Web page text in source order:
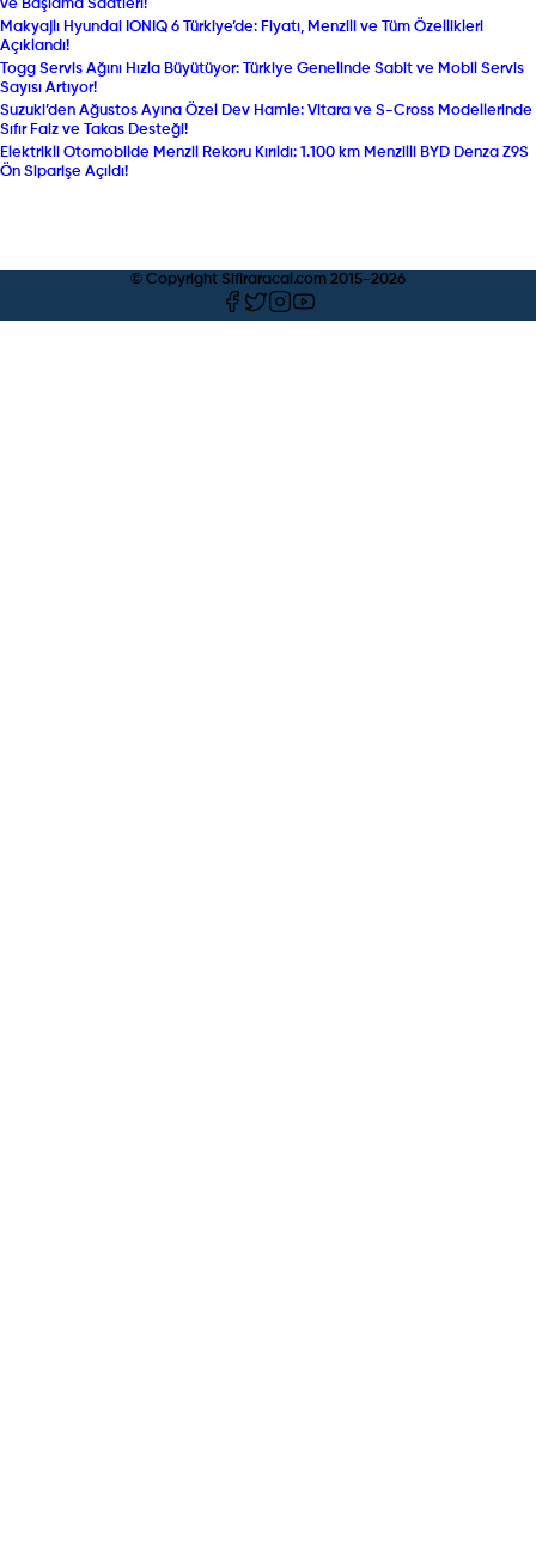
ve Başlama Saatleri!
Makyajlı Hyundai IONIQ 6 Türkiye’de: Fiyatı, Menzili ve Tüm Özellikleri
Açıklandı!
Togg Servis Ağını Hızla Büyütüyor: Türkiye Genelinde Sabit ve Mobil Servis
Sayısı Artıyor!
Suzuki’den Ağustos Ayına Özel Dev Hamle: Vitara ve S-Cross Modellerinde
Sıfır Faiz ve Takas Desteği!
Elektrikli Otomobilde Menzil Rekoru Kırıldı: 1.100 km Menzilli BYD Denza Z9S
Ön Siparişe Açıldı!
© Copyright Sifiraracal.com 2015-2026